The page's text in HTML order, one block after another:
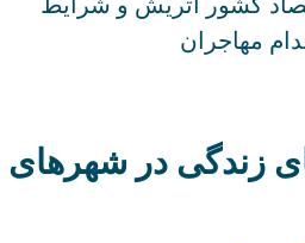
زندگی در شهرهای